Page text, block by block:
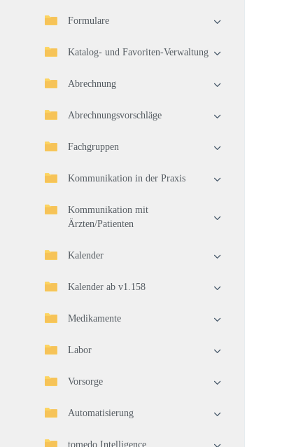
Formulare
Katalog- und Favoriten-Verwaltung
Abrechnung
Abrechnungsvorschläge
Fachgruppen
Kommunikation in der Praxis
Kommunikation mit
Ärzten/Patienten
Kalender
Kalender ab v1.158
Medikamente
Labor
Vorsorge
Automatisierung
tomedo Intelligence